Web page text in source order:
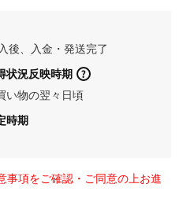
後、入金・発送完了
状況反映時期
い物の翌々日頃
時期
項をご確認・ご同意の上お進